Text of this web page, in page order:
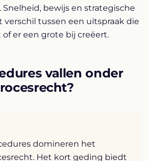
Snelheid, bewijs en strategische
tussen een uitspraak die
er een grote bij creëert.
vallen onder
domineren het
Het kort geding biedt